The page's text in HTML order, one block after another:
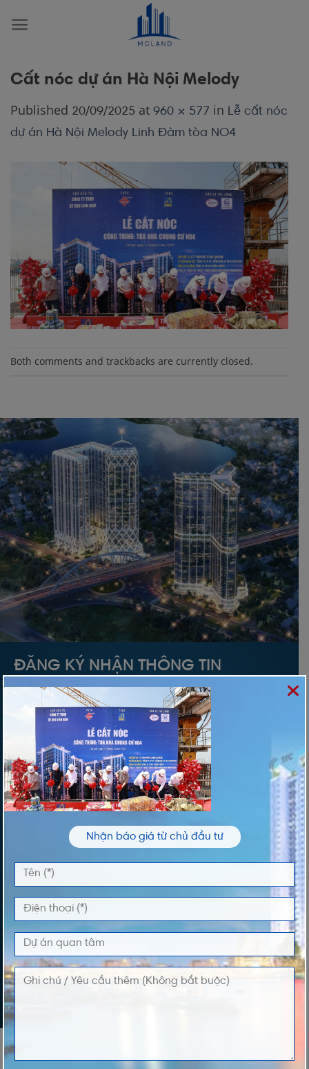
Cất nóc dự án Hà Nội Melody
Published 20/09/2025 at 960 × 577 in Lễ cất nóc
dự án Hà Nội Melody Linh Đàm tòa NO4
Both comments and trackbacks are currently closed.
ĐĂNG KÝ NHẬN THÔNG TIN
Vui lòng nhập thông tin của bạn để nhận thông
tin Giá và Giỏ Hàng độc quyền từ chúng tôi
TÊN *
ĐIỆN THOẠI *
LỜI NHẮN
Nhận báo giá từ chủ đầu tư